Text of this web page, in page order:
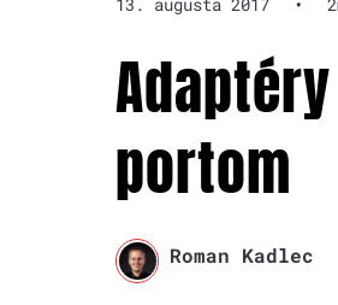
portom
Roman Kadlec